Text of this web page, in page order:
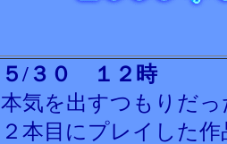
５/３０ １２時
本気を出すつもりだ
２本目にプレイした